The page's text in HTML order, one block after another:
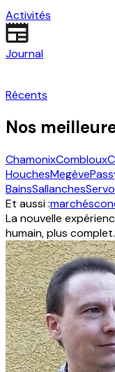
Activités
Journal
Récents
Nos
ChamonixCombloux
HouchesMegève
BainsSallanches
Et aussi :marchés
La nouvelle
humain, plus complet.